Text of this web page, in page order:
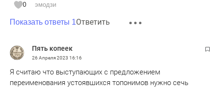
0 эмодзи
Показать ответы 1Ответить
Пять копеек
26 Апреля 2023 16:16
Я считаю что выступающих с предложением
переименования устоявшихся топонимов нужно сечь